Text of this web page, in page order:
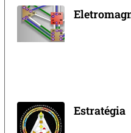
Estratégia